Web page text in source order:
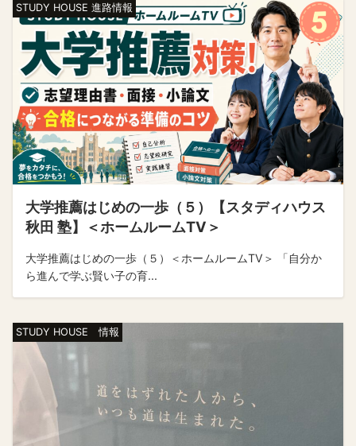
STUDY HOUSE 進路情報
大学推薦はじめの一歩（５）【スタディハウス
秋田 塾】＜ホームルームTV＞
大学推薦はじめの一歩（５）＜ホームルームTV＞ 「自分か
ら進んで学ぶ賢い子の育...
STUDY HOUSE 情報